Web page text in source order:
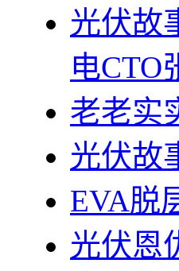
光伏故
电CTO
老老实
光伏故
EVA脱
光伏恩